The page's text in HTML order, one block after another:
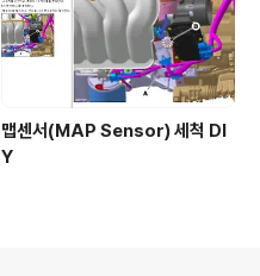
맵센서(MAP Sensor) 세척 DI
Y